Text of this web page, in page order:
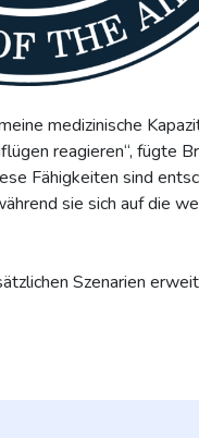
medizinische
reagieren“, fügte
Fähigkeiten sind
sie sich auf die
Szenarien